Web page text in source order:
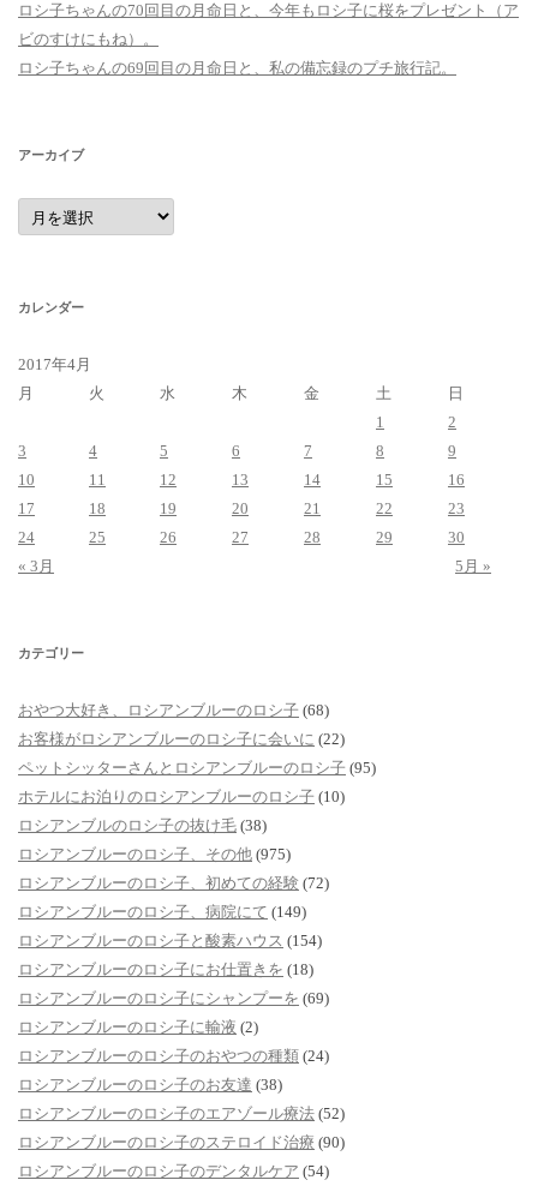
ロシ子ちゃんの70回目の月命日と、今年もロシ子に桜をプレゼント（ア
ビのすけにもね）。
ロシ子ちゃんの69回目の月命日と、私の備忘録のプチ旅行記。
アーカイブ
ア
ー
カ
カレンダー
2017年4月
月
火 水 木 金 土
日
1
2
3
4 5 6 7 8
9
10
11 12 13 14 15
16
17
18 19 20 21 22
23
24
25 26 27 28 29
30
« 3月
5月 »
カテゴリー
おやつ大好き、ロシアンブルーのロシ子 (68)
お客様がロシアンブルーのロシ子に会いに (22)
ペットシッターさんとロシアンブルーのロシ子 (95)
ホテルにお泊りのロシアンブルーのロシ子 (10)
ロシアンブルのロシ子の抜け毛 (38)
ロシアンブルーのロシ子、その他 (975)
ロシアンブルーのロシ子、初めての経験 (72)
ロシアンブルーのロシ子、病院にて (149)
ロシアンブルーのロシ子と酸素ハウス (154)
ロシアンブルーのロシ子にお仕置きを (18)
ロシアンブルーのロシ子にシャンプーを (69)
ロシアンブルーのロシ子に輸液 (2)
ロシアンブルーのロシ子のおやつの種類 (24)
ロシアンブルーのロシ子のお友達 (38)
ロシアンブルーのロシ子のエアゾール療法 (52)
ロシアンブルーのロシ子のステロイド治療 (90)
ロシアンブルーのロシ子のデンタルケア (54)